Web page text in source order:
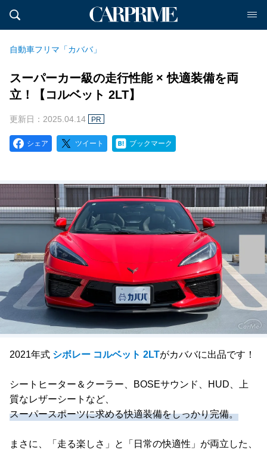
自動車フリマ「カババ」
スーパーカー級の走行性能 × 快適装備を両
立！【コルベット 2LT】
更新日：2025.04.14 PR
シェア ツイート ブックマーク
2021年式 シボレー コルベット 2LTがカババに出品です！
シートヒーター＆クーラー、BOSEサウンド、HUD、上
質なレザーシートなど、
スーパースポーツに求める快適装備をしっかり完備。
まさに、「走る楽しさ」と「日常の快適性」が両立した、